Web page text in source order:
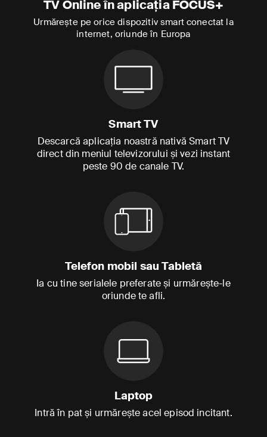
TV Online în aplicația FOCUS+
Urmărește pe orice dispozitiv smart conectat la
internet, oriunde în Europa
Smart TV
Descarcă aplicația noastră nativă Smart TV
direct din meniul televizorului și vezi instant
peste 90 de canale TV.
Telefon mobil sau Tabletă
Ia cu tine serialele preferate și urmărește-le
oriunde te afli.
Laptop
Intră în pat și urmărește acel episod incitant.